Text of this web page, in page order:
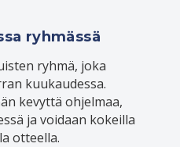
ryhmässä
ryhmä, joka
kuukaudessa.
kevyttä ohjelmaa,
ja voidaan kokeilla
otteella.